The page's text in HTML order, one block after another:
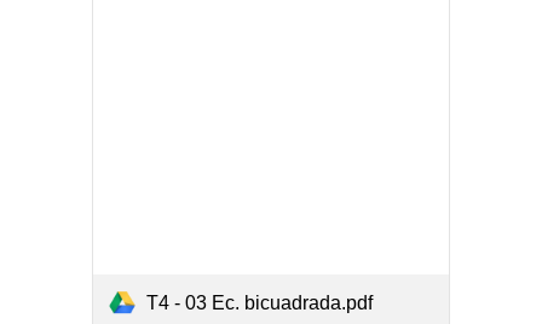
T4 - 03 Ec. bicuadrada.pdf